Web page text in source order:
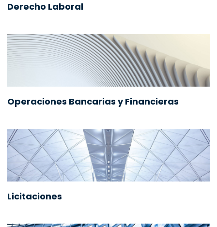
Derecho Laboral
Operaciones Bancarias y Financieras
Licitaciones